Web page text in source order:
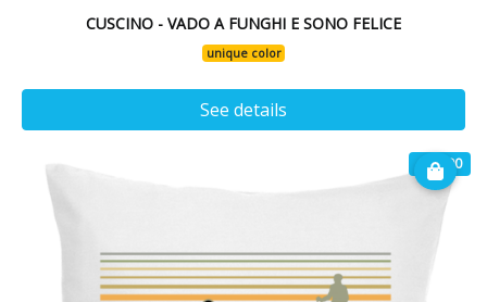
CUSCINO - VADO A FUNGHI E SONO FELICE
unique color
See details
€ 16.90